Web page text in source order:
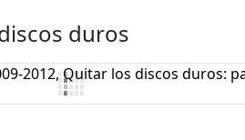
duros